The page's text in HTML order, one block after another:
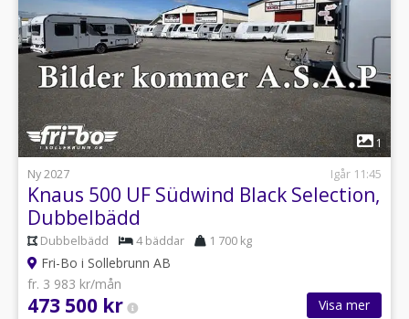
1
Ny 2027
Igår 11:45
Knaus 500 UF Südwind Black Selection,
Dubbelbädd
Dubbelbädd 4 bäddar 1 700 kg
Fri-Bo i Sollebrunn AB
fr. 3 983 kr/mån
473 500 kr Visa mer